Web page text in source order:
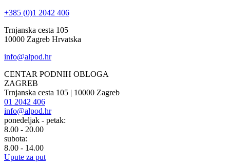
+385 (0)1 2042 406
Trnjanska cesta 105
10000 Zagreb Hrvatska
info@alpod.hr
CENTAR PODNIH OBLOGA
ZAGREB
Trnjanska cesta 105 | 10000 Zagreb
01 2042 406
info@alpod.hr
ponedeljak - petak:
8.00 - 20.00
subota:
8.00 - 14.00
Upute za put